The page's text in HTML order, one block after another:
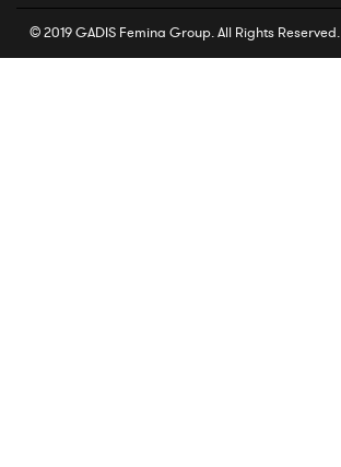
© 2019 GADIS Femina Group. All Rights Reserved.